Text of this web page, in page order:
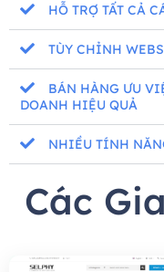
HỖ TRỢ TẤT CẢ
TÙY CHỈNH
BÁN HÀNG ƯU
DOANH HIỆU QUẢ
NHIỀU TÍNH
Các